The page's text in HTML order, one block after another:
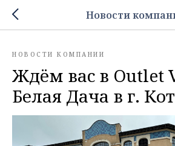
Новости
НОВОСТИ КОМПАНИИ
Ждём вас в Outlet
Белая Дача в г.